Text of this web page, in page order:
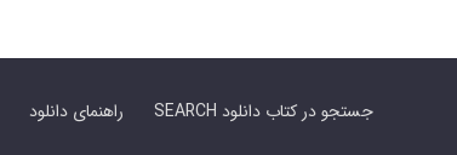
راهنمای دانلود SEARCH جستجو در کتاب دانلود